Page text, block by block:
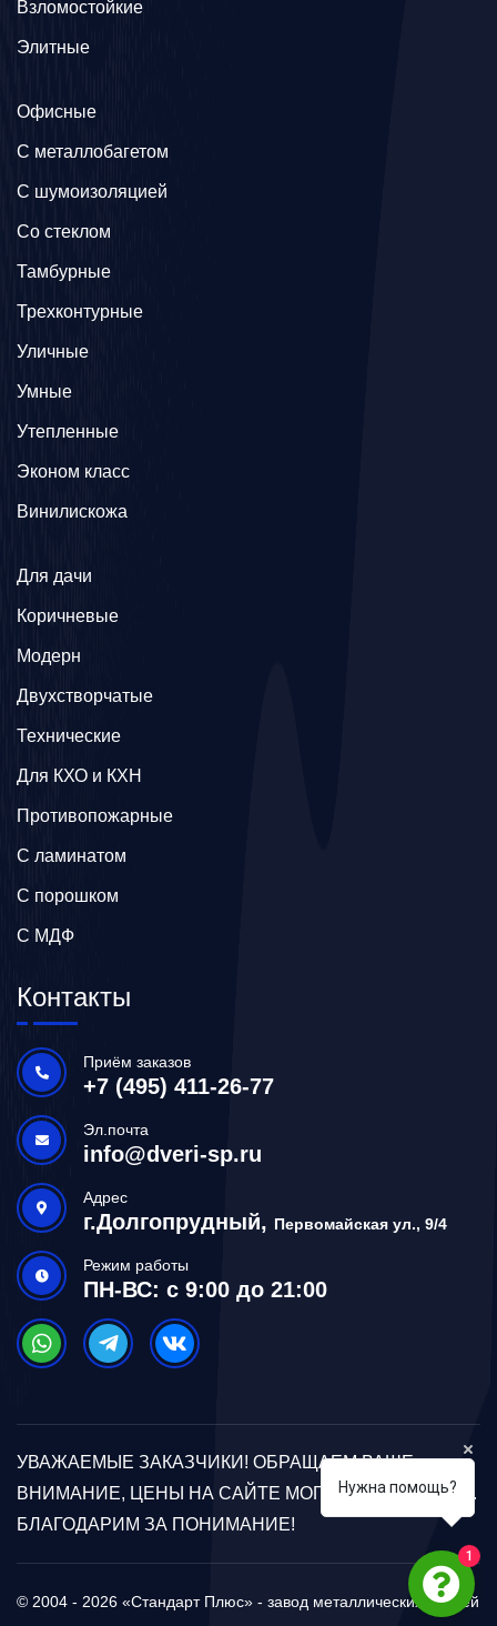
Взломостойкие
Элитные
Офисные
C металлобагетом
С шумоизоляцией
Со стеклом
Тамбурные
Трехконтурные
Уличные
Умные
Утепленные
Эконом класс
Винилискожа
Для дачи
Коричневые
Модерн
Двухстворчатые
Технические
Для КХО и КХН
Противопожарные
С ламинатом
С порошком
С МДФ
Контакты
Приём заказов
+7 (495) 411-26-77
Эл.почта
info@dveri-sp.ru
Адрес
г.Долгопрудный, Первомайская ул., 9/4
Режим работы
ПН-ВС: с 9:00 до 21:00
УВАЖАЕМЫЕ ЗАКАЗЧИКИ! ОБРАЩАЕМ ВАШЕ
ВНИМАНИЕ, ЦЕНЫ НА САЙТЕ МОГУТ ОТЛИЧАТЬСЯ.
БЛАГОДАРИМ ЗА ПОНИМАНИЕ!
© 2004 - 2026 «Стандарт Плюс» - завод металлических дверей
Нужна помощь?
1